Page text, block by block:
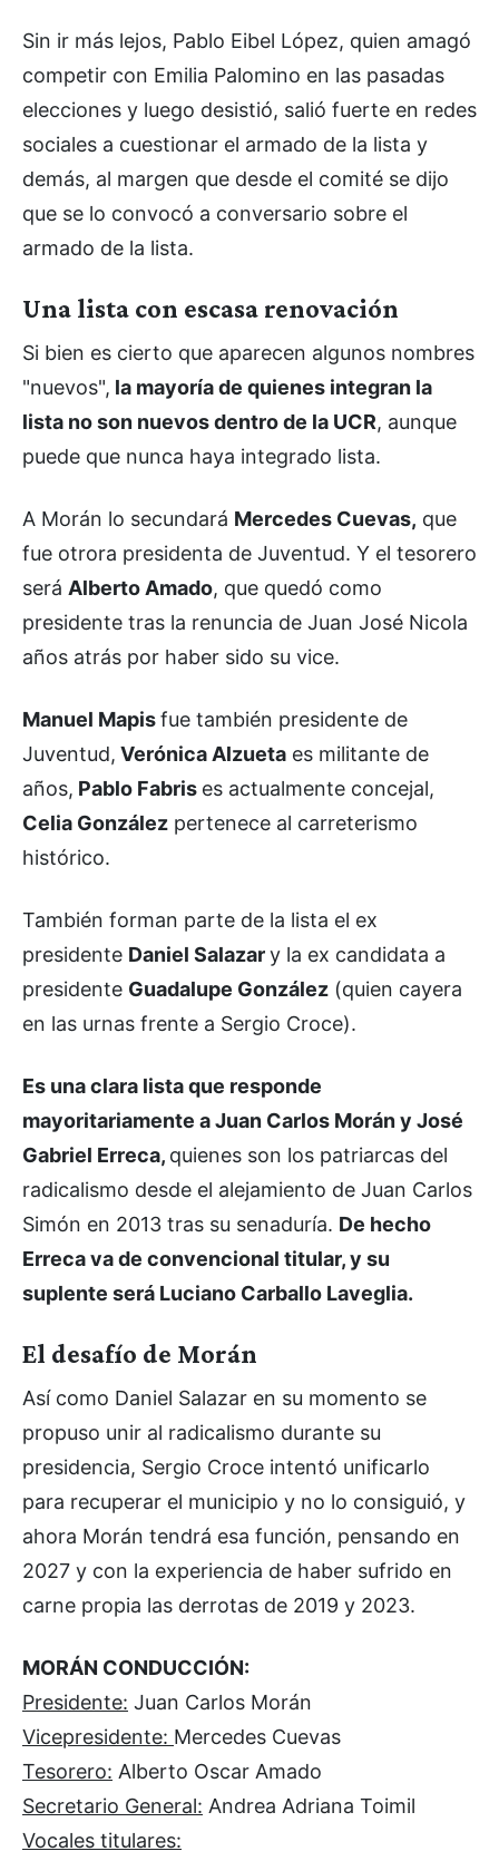
Sin ir más lejos, Pablo Eibel López, quien amagó
competir con Emilia Palomino en las pasadas
elecciones y luego desistió, salió fuerte en redes
sociales a cuestionar el armado de la lista y
demás, al margen que desde el comité se dijo
que se lo convocó a conversario sobre el
armado de la lista.
Una lista con escasa renovación
Si bien es cierto que aparecen algunos nombres
"nuevos", la mayoría de quienes integran la
lista no son nuevos dentro de la UCR, aunque
puede que nunca haya integrado lista.
A Morán lo secundará Mercedes Cuevas, que
fue otrora presidenta de Juventud. Y el tesorero
será Alberto Amado, que quedó como
presidente tras la renuncia de Juan José Nicola
años atrás por haber sido su vice.
Manuel Mapisfue también presidente de
Juventud, Verónica Alzueta es militante de
años, Pablo Fabris es actualmente concejal,
Celia González pertenece al carreterismo
histórico.
También forman parte de la lista el ex
presidente Daniel Salazary la ex candidata a
presidente Guadalupe González (quien cayera
en las urnas frente a Sergio Croce).
Es una clara lista que responde
mayoritariamente a Juan Carlos Morán y José
Gabriel Erreca, quienes son los patriarcas del
radicalismo desde el alejamiento de Juan Carlos
Simón en 2013 tras su senaduría. De hecho
Erreca va de convencional titular, y su
suplente será Luciano Carballo Laveglia.
El desafío de Morán
Así como Daniel Salazar en su momento se
propuso unir al radicalismo durante su
presidencia, Sergio Croce intentó unificarlo
para recuperar el municipio y no lo consiguió, y
ahora Morán tendrá esa función, pensando en
2027 y con la experiencia de haber sufrido en
carne propia las derrotas de 2019 y 2023.
MORÁN CONDUCCIÓN:
Presidente: Juan Carlos Morán
Vicepresidente: Mercedes Cuevas
Tesorero: Alberto Oscar Amado
Secretario General: Andrea Adriana Toimil
Vocales titulares: